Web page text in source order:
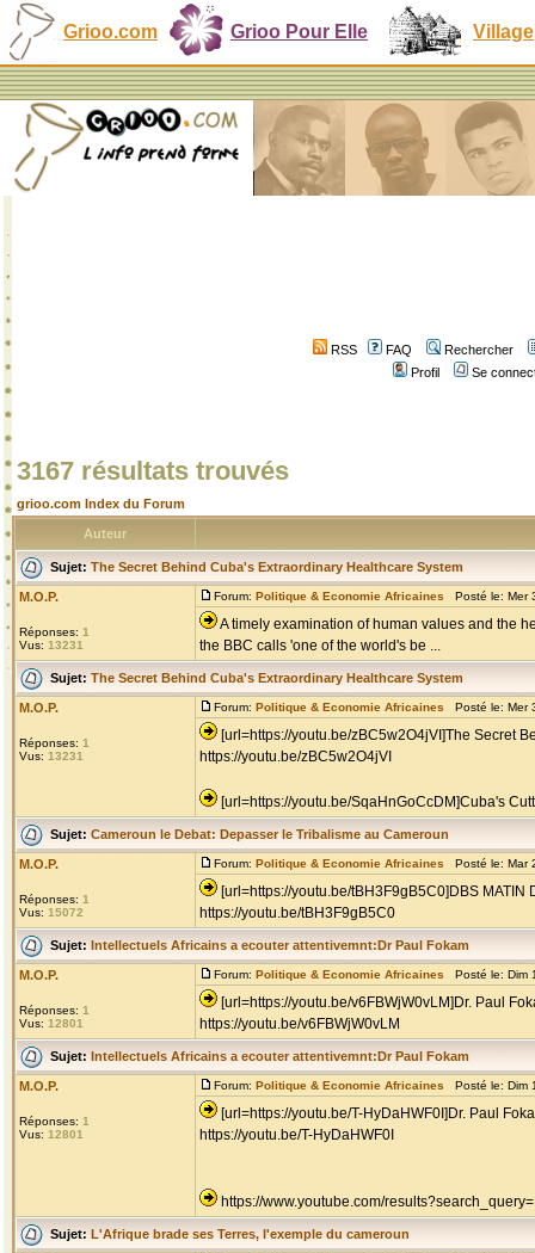
Grioo.com Grioo Pour Elle Village
RSS FAQ
Rechercher
Profil
Se
3167 résultats trouvés
grioo.com Index du Forum
Auteur
Sujet: The Secret Behind Cuba's Extraordinary Healthcare System
M.O.P.
Réponses: 1
Vus: 13231
Forum: Politique & Economie Africaines Posté le: Mer
A timely examination of human values and the
the BBC calls 'one of the world's be ...
Sujet: The Secret Behind Cuba's Extraordinary Healthcare System
M.O.P.
Réponses: 1
Vus: 13231
Forum: Politique & Economie Africaines Posté le: Mer
[url=https://youtu.be/zBC5w2O4jVI]The Secret
https://youtu.be/zBC5w2O4jVI
[url=https://youtu.be/SqaHnGoCcDM]Cuba's
Sujet: Cameroun le Debat: Depasser le Tribalisme au Cameroun
M.O.P.
Réponses: 1
Vus: 15072
Forum: Politique & Economie Africaines Posté le: Mar
[url=https://youtu.be/tBH3F9gB5C0]DBS
https://youtu.be/tBH3F9gB5C0
Sujet: Intellectuels Africains a ecouter attentivemnt:Dr Paul Fokam
M.O.P.
Réponses: 1
Vus: 12801
Forum: Politique & Economie Africaines Posté le: Dim
[url=https://youtu.be/v6FBWjW0vLM]Dr. Paul
https://youtu.be/v6FBWjW0vLM
Sujet: Intellectuels Africains a ecouter attentivemnt:Dr Paul Fokam
M.O.P.
Réponses: 1
Vus: 12801
Forum: Politique & Economie Africaines Posté le: Dim
[url=https://youtu.be/T-HyDaHWF0I]Dr. Paul
https://youtu.be/T-HyDaHWF0I
https://www.youtube.com/
Sujet: L'Afrique brade ses Terres, l'exemple du cameroun